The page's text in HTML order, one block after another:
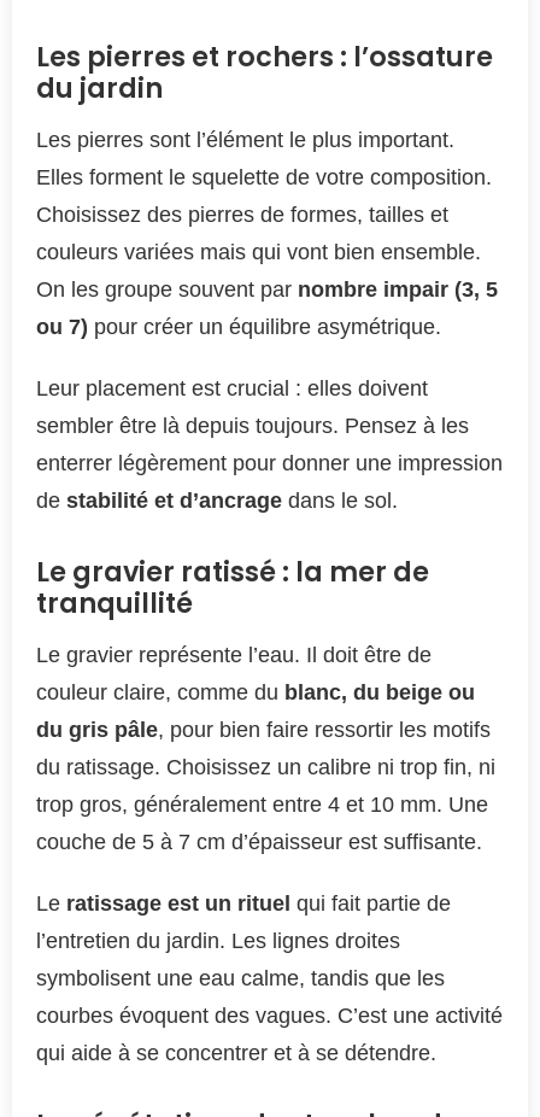
Les pierres et rochers : l’ossature
du jardin
Les pierres sont l’élément le plus important.
Elles forment le squelette de votre composition.
Choisissez des pierres de formes, tailles et
couleurs variées mais qui vont bien ensemble.
On les groupe souvent par nombre impair (3, 5
ou 7) pour créer un équilibre asymétrique.
Leur placement est crucial : elles doivent
sembler être là depuis toujours. Pensez à les
enterrer légèrement pour donner une impression
de stabilité et d’ancrage dans le sol.
Le gravier ratissé : la mer de
tranquillité
Le gravier représente l’eau. Il doit être de
couleur claire, comme du blanc, du beige ou
du gris pâle, pour bien faire ressortir les motifs
du ratissage. Choisissez un calibre ni trop fin, ni
trop gros, généralement entre 4 et 10 mm. Une
couche de 5 à 7 cm d’épaisseur est suffisante.
Le ratissage est un rituel qui fait partie de
l’entretien du jardin. Les lignes droites
symbolisent une eau calme, tandis que les
courbes évoquent des vagues. C’est une activité
qui aide à se concentrer et à se détendre.